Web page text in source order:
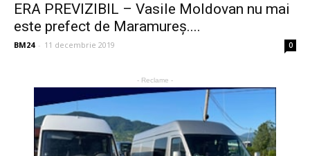
ERA PREVIZIBIL – Vasile Moldovan nu mai
este prefect de Maramureș....
BM24 - 11 decembrie 2019 0
- Reclame -